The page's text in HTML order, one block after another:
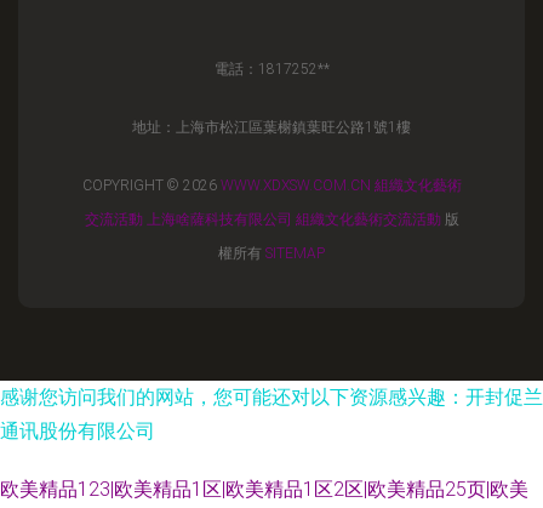
電話：1817252**
地址：上海市松江區葉榭鎮葉旺公路1號1樓
COPYRIGHT © 2026 WWW.XDXSW.COM.CN 組織文化藝術
交流活動
上海啥薩科技有限公司 組織文化藝術交流活動 版
權所有 SITEMAP
感谢您访问我们的网站，您可能还对以下资源感兴趣：开封促兰
通讯股份有限公司
欧美精品123|欧美精品1区|欧美精品1区2区|欧美精品25页|欧美